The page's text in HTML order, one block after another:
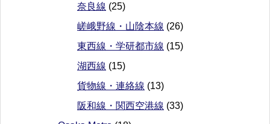
奈良線 (25)
嵯峨野線・山陰本線 (26)
東西線・学研都市線 (15)
湖西線 (15)
貨物線・連絡線 (13)
阪和線・関西空港線 (33)